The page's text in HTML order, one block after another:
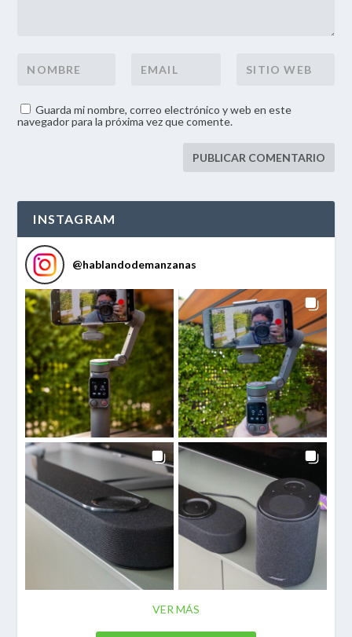
Guarda mi nombre, correo electrónico y web en este
navegador para la próxima vez que comente.
INSTAGRAM
@hablandodemanzanas
VER MÁS